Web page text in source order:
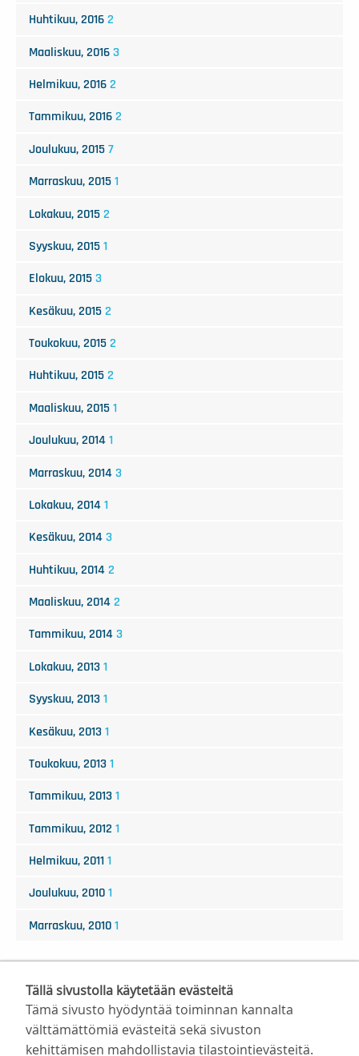
Tällä sivustolla käytetään evästeitä
Tämä sivusto hyödyntää toiminnan kannalta
välttämättömiä evästeitä sekä sivuston
kehittämisen mahdollistavia tilastointievästeitä.
Huhtikuu, 2016 2
Maaliskuu, 2016 3
Helmikuu, 2016 2
Tammikuu, 2016 2
Joulukuu, 2015 7
Marraskuu, 2015 1
Lokakuu, 2015 2
Syyskuu, 2015 1
Elokuu, 2015 3
Kesäkuu, 2015 2
Toukokuu, 2015 2
Huhtikuu, 2015 2
Maaliskuu, 2015 1
Joulukuu, 2014 1
Marraskuu, 2014 3
Lokakuu, 2014 1
Kesäkuu, 2014 3
Huhtikuu, 2014 2
Maaliskuu, 2014 2
Tammikuu, 2014 3
Lokakuu, 2013 1
Syyskuu, 2013 1
Kesäkuu, 2013 1
Toukokuu, 2013 1
Tammikuu, 2013 1
Tammikuu, 2012 1
Helmikuu, 2011 1
Joulukuu, 2010 1
Marraskuu, 2010 1
Suomen Valmentajat ry